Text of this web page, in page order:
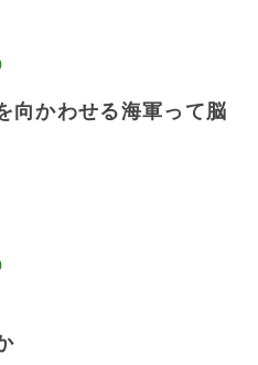
向かわせる海軍って脳